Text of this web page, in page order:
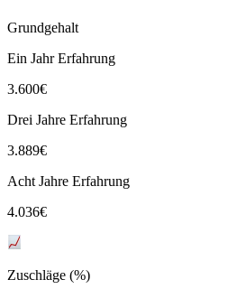
Grundgehalt
Ein Jahr Erfahrung
3.600€
Drei Jahre Erfahrung
3.889€
Acht Jahre Erfahrung
4.036€
Zuschläge (%)